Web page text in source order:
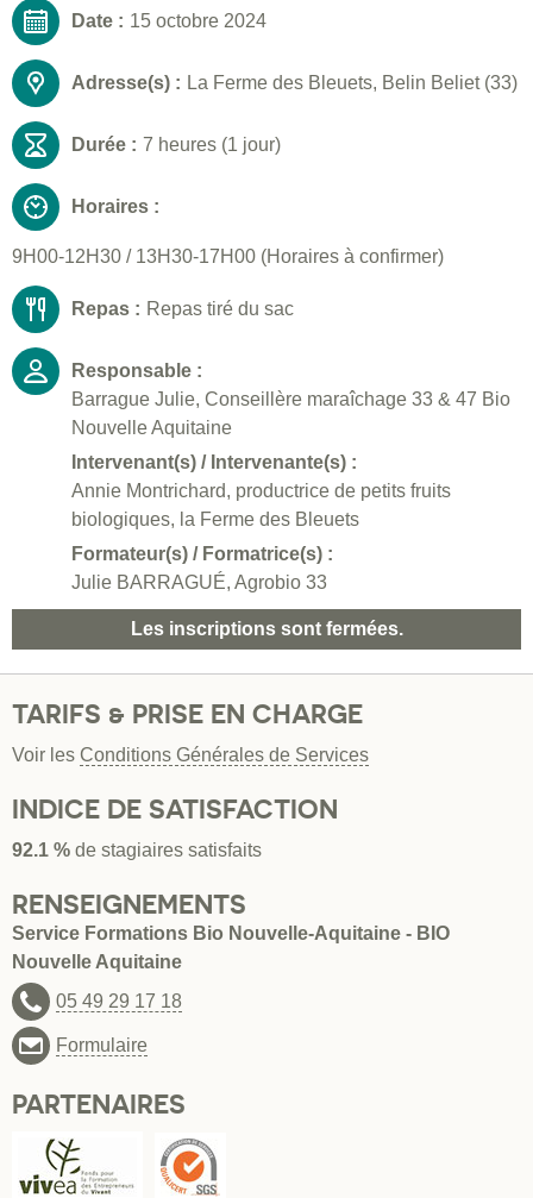
Date : 15 octobre 2024
Adresse(s) : La Ferme des Bleuets, Belin Beliet (33)
Durée : 7 heures (1 jour)
Horaires :
9H00-12H30 / 13H30-17H00 (Horaires à confirmer)
Repas : Repas tiré du sac
Responsable :
Barrague Julie, Conseillère maraîchage 33 & 47 Bio
Nouvelle Aquitaine
Intervenant(s) / Intervenante(s) :
Annie Montrichard, productrice de petits fruits
biologiques, la Ferme des Bleuets
Formateur(s) / Formatrice(s) :
Julie BARRAGUÉ, Agrobio 33
Les inscriptions sont fermées.
TARIFS & PRISE EN CHARGE
Voir les Conditions Générales de Services
INDICE DE SATISFACTION
92.1 % de stagiaires satisfaits
RENSEIGNEMENTS
Service Formations Bio Nouvelle-Aquitaine - BIO
Nouvelle Aquitaine
05 49 29 17 18
Formulaire
PARTENAIRES